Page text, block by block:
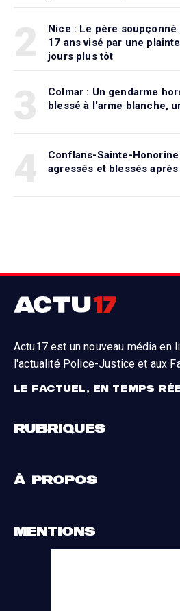
Nice : Le père
17 ans visé par une
jours plus tôt
Colmar : Un gendarme
blessé à l'arme blanche,
Conflans-Sainte-
agressés et blessés
Actu17 est un nouveau média en
l'actualité Police-Justice et aux
LE FACTUEL, EN TEMPS
RUBRIQUES
Justice
Par région
À PROPOS
L'appli Actu17
MENTIONS